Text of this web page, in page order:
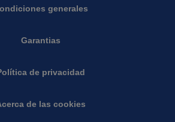
generales
Garantias
de privacidad
de las cookies